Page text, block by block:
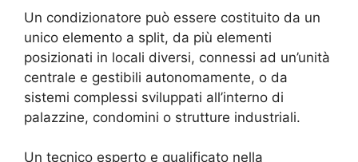
Un condizionatore può essere costituito da un
unico elemento a split, da più elementi
posizionati in locali diversi, connessi ad un’unità
centrale e gestibili autonomamente, o da
sistemi complessi sviluppati all’interno di
palazzine, condomini o strutture industriali.
Un tecnico esperto e qualificato nella